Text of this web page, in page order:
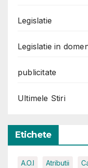
Legislatie
Legislatie in
publicitate
Ultimele Stiri
Etichete
A.O.I Atributii